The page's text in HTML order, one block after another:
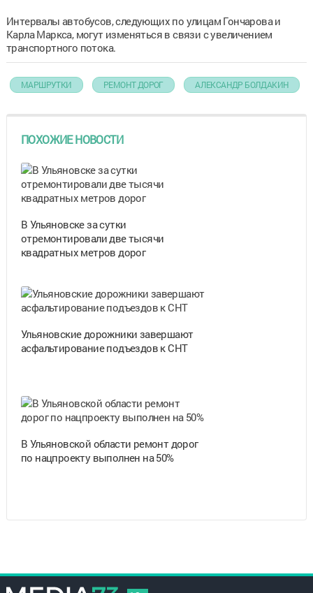
Интервалы автобусов, следующих по улицам Гончарова и
Карла Маркса, могут изменяться в связи с увеличением
транспортного потока.
МАРШРУТКИ РЕМОНТ ДОРОГ АЛЕКСАНДР БОЛДАКИН
ПОХОЖИЕ НОВОСТИ
В Ульяновске за сутки
отремонтировали две тысячи
квадратных метров дорог
Ульяновские дорожники завершают
асфальтирование подъездов к СНТ
В Ульяновской области ремонт дорог
по нацпроекту выполнен на 50%